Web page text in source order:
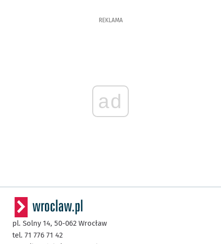
REKLAMA
ad
pl. Solny 14, 50-062 Wrocław
tel. 71 776 71 42